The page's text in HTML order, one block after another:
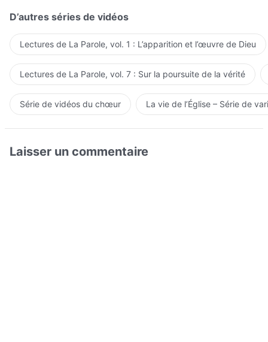
D’autres séries de vidéos
Lectures de La Parole, vol. 1 : L’apparition et l’œuvre de Dieu
Lectures de La Parole, vol. 7 : Sur la poursuite de la vérité
Série de vidéos du chœur La vie de l’Église – Série de
Laisser un commentaire